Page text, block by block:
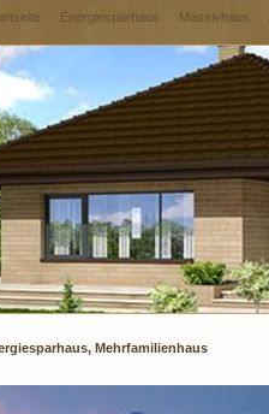
Energiesparhaus Massivhaus
Mehrfamilienhaus